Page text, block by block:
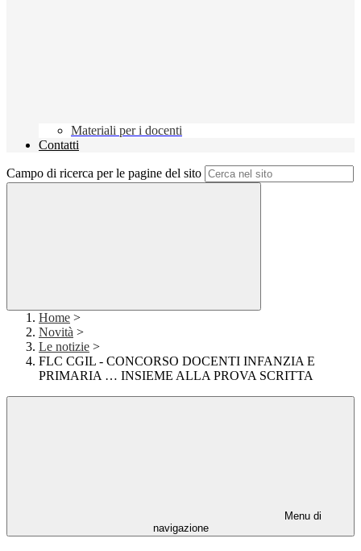
Materiali per i docenti
Contatti
Campo di ricerca per le pagine del sito
Home >
Novità >
Le notizie >
FLC CGIL - CONCORSO DOCENTI INFANZIA E
PRIMARIA … INSIEME ALLA PROVA SCRITTA
Menu di
navigazione